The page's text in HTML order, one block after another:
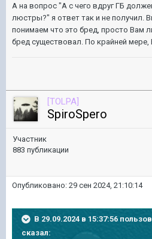
А на вопрос "А с чего вдруг ГБ
люстры?" я ответ так и не получил.
понимаем что это бред, просто Вам
бред существовал. По крайней мере,
[TOLPA]
SpiroSpero
Участник
883 публикации
Опубликовано: 29 сен 2024, 21:10:14
В 29.09.2024 в 15:37:56
сказал: